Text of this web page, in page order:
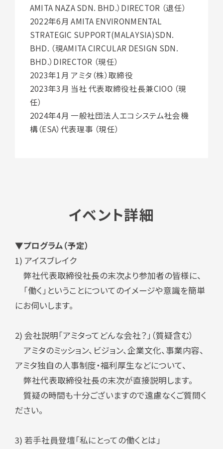
AMITA NAZA SDN. BHD.）DIRECTOR （退任）
2022年6月 AMITA ENVIRONMENTAL
STRATEGIC SUPPORT(MALAYSIA)SDN.
BHD. （現AMITA CIRCULAR DESIGN SDN.
BHD.）DIRECTOR （現任）
2023年1月 アミタ（株）取締役
2023年3月 当社 代表取締役社長兼CIOO （現
任）
2024年4月 一般社団法人エコシステム社会機
構（ESA）代表理事 （現任）
イベント詳細
▼プログラム（予定）
1) アイスブレイク
弊社代表取締役社長の末次より参加者の皆様に、
「働く」ということについてのイメージや意識を簡単
にお伺いします。
2) 会社説明「アミタってどんな会社？」（質疑含む）
アミタのミッション、ビジョン、企業文化、事業内容、
アミタ独自の人事制度・福利厚生などについて、
弊社代表取締役社長の末次が直接説明します。
質疑の時間も十分ございますので遠慮なくご質問く
ださい。
3) 若手社員登壇「私にとっての働くとは」